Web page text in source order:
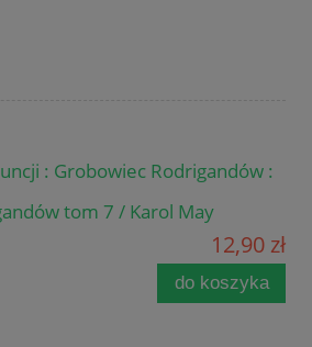
: Grobowiec Rodrigandów :
tom 7 / Karol May
12,90 zł
do koszyka